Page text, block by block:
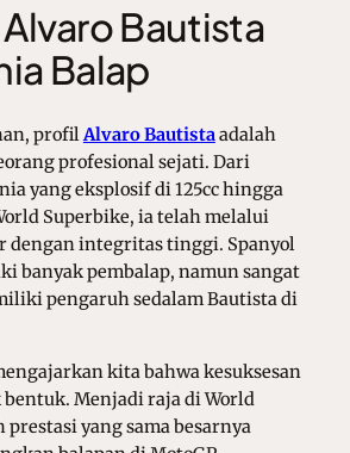
Bautista
Balap
profilAlvaro Bautistaadalah
profesional sejati. Dari
yang eksplosif di 125cc hingga
Superbike, ia telah melalui
dengan integritas tinggi. Spanyol
banyak pembalap, namun sangat
pengaruh sedalam Bautista di
kita bahwa kesuksesan
Menjadi raja di World
prestasi yang sama besarnya